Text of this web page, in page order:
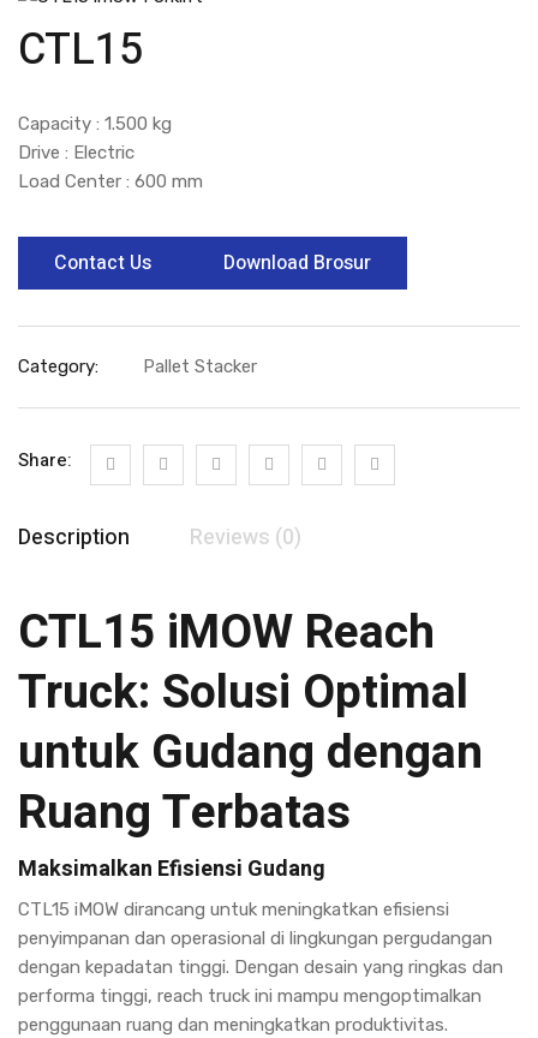
CTL15
Capacity : 1.500 kg
Drive : Electric
Load Center : 600 mm
Contact Us Download Brosur
Category: Pallet Stacker
Share:
Description Reviews (0)
CTL15 iMOW Reach
Truck: Solusi Optimal
untuk Gudang dengan
Ruang Terbatas
Maksimalkan Efisiensi Gudang
CTL15 iMOW dirancang untuk meningkatkan efisiensi
penyimpanan dan operasional di lingkungan pergudangan
dengan kepadatan tinggi. Dengan desain yang ringkas dan
performa tinggi, reach truck ini mampu mengoptimalkan
penggunaan ruang dan meningkatkan produktivitas.